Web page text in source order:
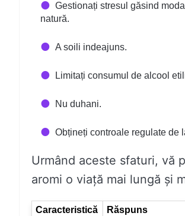
Gestionați stresul găsind
natură.
A soili indeajuns.
Limitați consumul de alcool
Nu duhani.
Obțineți controale regulate de
Urmând aceste sfaturi, vă
aromi o viață mai lungă și
Caracteristică
Răspuns